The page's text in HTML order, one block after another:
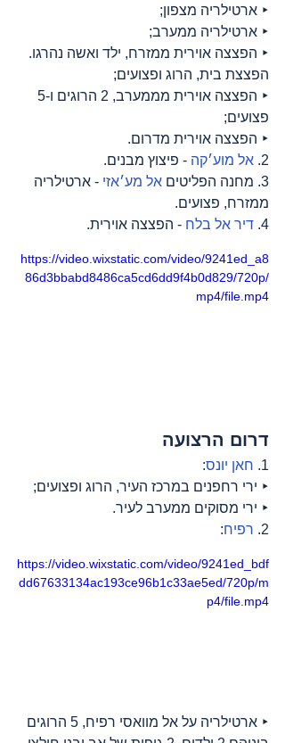
‣ ארטילריה מצפון;
‣ ארטילריה ממערב;
‣ הפצצה אוירית ממזרח, ילד ואשה נהרגו.
הפצצת בית, הרוג ופצועים;
פצועים;
‣ הפצצה אוירית מדרום.
2. אל מוע׳קה - פיצוץ מבנים.
3. מחנה הפליטים
אל מע׳אזי - ארטילריה
ממזרח, פצועים.
4. דיר אל בלח - הפצצה אוירית.
https://video.wixstatic.com/video/9241ed_a8
86d3bbabd8486ca5cd6dd9f4b0d829/720p/
mp4/file.mp4
דרום הרצועה
1. חאן יונס:
‣ ירי רחפנים במרכז העיר, הרוג ופצועים;
‣ ירי מסוקים ממערב לעיר.
2. רפיח:
https://video.wixstatic.com/video/9241ed_bdf
dd67633134ac193ce96b1c33ae5ed/720p/m
p4/file.mp4
‣ ארטילריה על אל מוואסי רפיח, 5 הרוגים